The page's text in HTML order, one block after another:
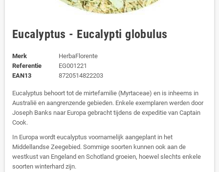
Eucalyptus - Eucalypti globulus
Merk
HerbaFlorente
Referentie
EG001221
EAN13
8720514822203
Eucalyptus behoort tot de mirtefamilie (Myrtaceae) en is inheems in
Australië en aangrenzende gebieden. Enkele exemplaren werden door
Joseph Banks naar Europa gebracht tijdens de expeditie van Captain
Cook.
In Europa wordt eucalyptus voornamelijk aangeplant in het
Middellandse Zeegebied. Sommige soorten kunnen ook aan de
westkust van Engeland en Schotland groeien, hoewel slechts enkele
soorten winterhard zijn.